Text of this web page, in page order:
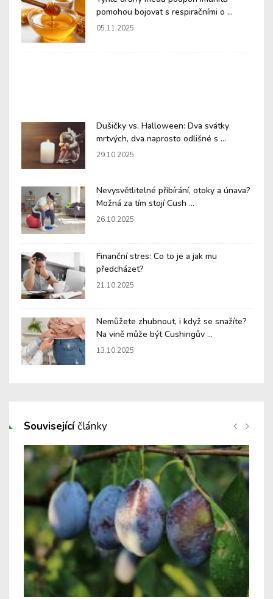
pomohou bojovat s respiračními o ...
05.11.2025
Dušičky vs. Halloween: Dva svátky
mrtvých, dva naprosto odlišné s ...
29.10.2025
Nevysvětlitelné přibírání, otoky a únava?
Možná za tím stojí Cush ...
26.10.2025
Finanční stres: Co to je a jak mu
předcházet?
21.10.2025
Nemůžete zhubnout, i když se snažíte?
Na vině může být Cushingův ...
13.10.2025
Souvisejícíčlánky